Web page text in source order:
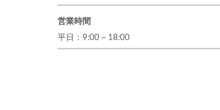
営業時間
平日：9:00 ~ 18:00